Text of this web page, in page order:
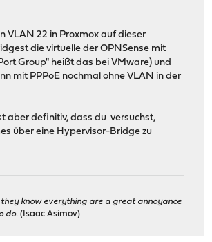
VLAN 22 in Proxmox auf dieser
die virtuelle der OPNSense mit
Group" heißt das bei VMware) und
mit PPPoE nochmal ohne VLAN in der
aber definitiv, dass du versuchst,
über eine Hypervisor-Bridge zu
they know everything are a great annoyance
do. (Isaac Asimov)